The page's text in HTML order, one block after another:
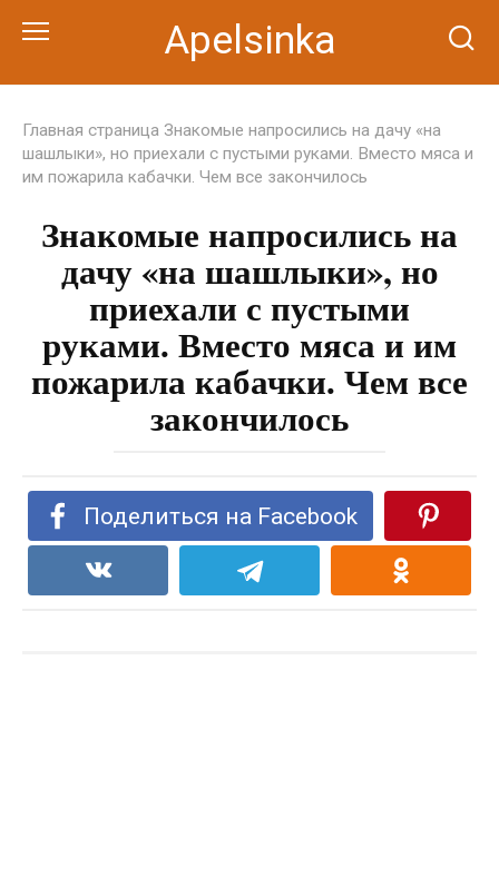
Apelsinka
Главная страница Знакомые напросились на дачу «на
шашлыки», но приехали с пустыми руками. Вместо мяса и
им пожарила кабачки. Чем все закончилось
Знакомые напросились на
дачу «на шашлыки», но
приехали с пустыми
руками. Вместо мяса и им
пожарила кабачки. Чем все
закончилось
Поделиться на Facebook